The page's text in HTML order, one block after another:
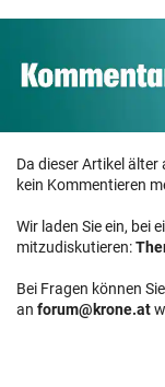
Da dieser Artikel
kein Kommentieren
Wir laden Sie ein, bei
mitzudiskutieren:
Bei Fragen können
an forum@krone.at